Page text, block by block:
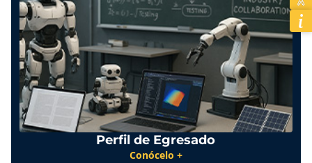
Perfil de Egresado
Conócelo +